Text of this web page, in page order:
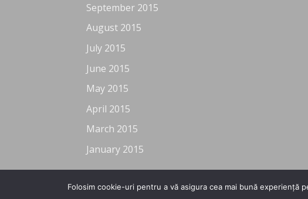
September 2015
August 2015
July 2015
June 2015
May 2015
April 2015
March 2015
January 2015
Folosim cookie-uri pentru a vă asigura cea mai bună